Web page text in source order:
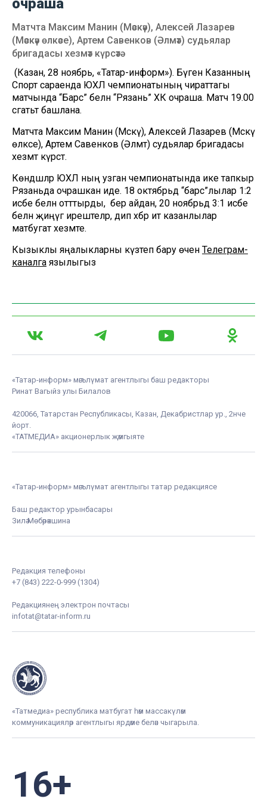
очраша
Матчта Максим Манин (Мәскәү), Алексей Лазарев
(Мәскәү өлкәсе), Артем Савенков (Әлмәт) судьялар
бригадасы хезмәт күрсәтә
(Казан, 28 ноябрь, «Татар-информ»). Бүген Казанның
Спорт сараенда ЮХЛ чемпионатының чираттагы
матчында “Барс” белән “Рязань” ХК очраша. Матч 19.00
сәгатьтә башлана.
Матчта Максим Манин (Мәскәү), Алексей Лазарев (Мәскәү
өлкәсе), Артем Савенков (Әлмәт) судьялар бригадасы
хезмәт күрсәтә.
Көндәшләр ЮХЛ ның узган чемпионатында ике тапкыр
Рязаньда очрашкан иде. 18 октябрьдә “барс”лылар 1:2
исәбе белән отттырды, ә бер айдан, 20 ноябрьдә 3:1 исәбе
белән җиңүгә ирештеләр, дип хәбәр итә казанлылар
матбугат хезмәте.
Кызыклы яңалыкларны күзәтеп бару өчен Телеграм-
каналга язылыгыз
«Татар-информ» мәгълүмат агентлыгы баш редакторы
Ринат Вагыйз улы Билалов
420066, Татарстан Республикасы, Казан, Декабристлар ур., 2нче
йорт.
«ТАТМЕДИА» акционерлык җәмгыяте
«Татар-информ» мәгълүмат агентлыгы татар редакциясе
Баш редактор урынбасары
Зилә Мөбәрәкшина
Редакция телефоны
+7 (843) 222-0-999 (1304)
Редакциянең электрон почтасы
infotat@tatar-inform.ru
«Татмедиа» республика матбугат һәм массакүләм
коммуникацияләр агентлыгы ярдәме белән чыгарыла.
16+